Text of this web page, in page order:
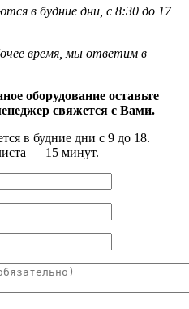
в будние дни, с 8:30 до 17
время, мы ответим в
оборудование оставьте
свяжется с Вами.
в будние дни с 9 до 18.
— 15 минут.